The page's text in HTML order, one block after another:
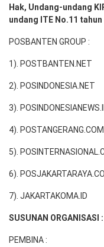
Hak, Undang-undang
undang ITE No.11 tahun
POSBANTEN GROUP :
1). POSTBANTEN.NET
2). POSINDONESIA.NET
3).
4). POSTANGERANG.COM
5).
6).
7). JAKARTAKOMA.ID
SUSUNAN ORGANISASI :
PEMBINA :